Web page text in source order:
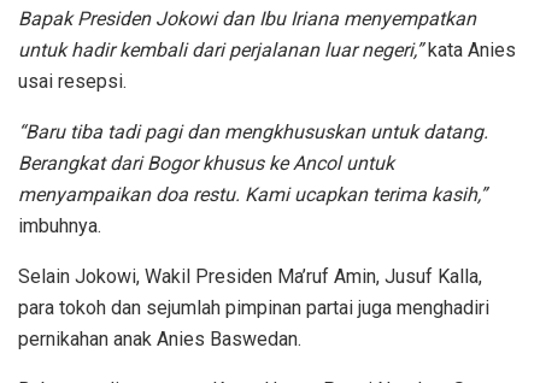
Bapak Presiden Jokowi dan Ibu Iriana menyempatkan
untuk hadir kembali dari perjalanan luar negeri,”kata Anies
usai resepsi.
“Baru tiba tadi pagi dan mengkhususkan untuk datang.
Berangkat dari Bogor khusus ke Ancol untuk
menyampaikan doa restu. Kami ucapkan terima kasih,”
imbuhnya.
Selain Jokowi, Wakil Presiden Ma’ruf Amin, Jusuf Kalla,
para tokoh dan sejumlah pimpinan partai juga menghadiri
pernikahan anak Anies Baswedan.